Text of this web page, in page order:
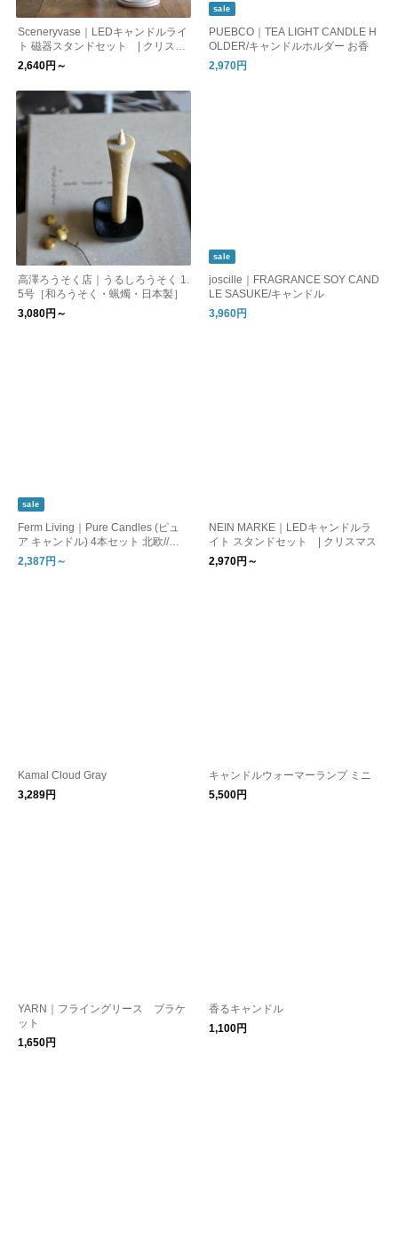
Sceneryvase｜LEDキャンドルライ
ト 磁器スタンドセット | クリスマ
ス
2,640円～
sale
PUEBCO｜TEA LIGHT CANDLE H
OLDER/キャンドルホルダー お香
2,970円
高澤ろうそく店｜うるしろうそく 1.
5号［和ろうそく・蝋燭・日本製］
3,080円～
sale
joscille｜FRAGRANCE SOY CAND
LE SASUKE/キャンドル
3,960円
sale
Ferm Living｜Pure Candles (ピュ
ア キャンドル) 4本セット 北欧//日
本正規販売店品【国内在庫あり】
2,387円～
NEIN MARKE｜LEDキャンドルラ
イト スタンドセット | クリスマス
2,970円～
Kamal Cloud Gray
3,289円
キャンドルウォーマーランプ ミニ
5,500円
YARN｜フライングリース ブラケ
ット
1,650円
香るキャンドル
1,100円